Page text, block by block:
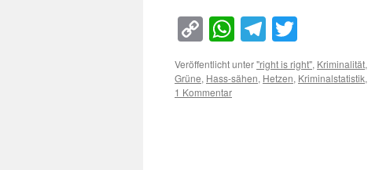
Copy
Link
WhatsApp
Telegram
Veröffentlicht unter"right is right", Kriminalität,
Grüne, Hass-sähen, Hetzen, Kriminalstatistik,
1 Kommentar